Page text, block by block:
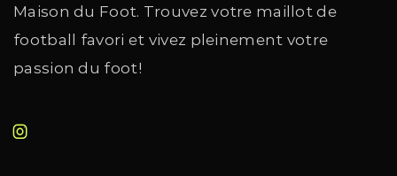
Maison du Foot. Trouvez votre maillot de
football favori et vivez pleinement votre
passion du foot!